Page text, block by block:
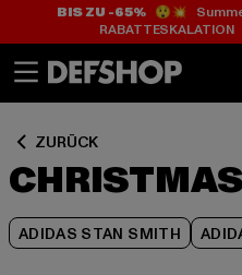
BIS ZU -65%😲💥
ZURÜCK
ADIDAS STAN SMITH